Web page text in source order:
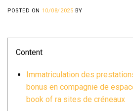
POSTED ON 10/08/2025 BY
Content
Immatriculation des
bonus en compagnie de
book of ra sites de créneaux